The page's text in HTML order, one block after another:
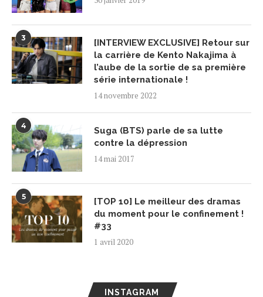
3
[INTERVIEW EXCLUSIVE] Retour sur
la carrière de Kento Nakajima à
l’aube de la sortie de sa première
série internationale !
14 novembre 2022
4
Suga (BTS) parle de sa lutte
contre la dépression
14 mai 2017
5
[TOP 10] Le meilleur des dramas
du moment pour le confinement !
#33
1 avril 2020
INSTAGRAM